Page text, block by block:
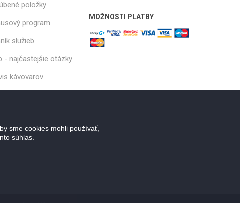
položky
program
služieb
- najčastejšie otázky
kávovarov
MOŽNOSTI PLATBY
sme cookies mohli používať,
súhlas.